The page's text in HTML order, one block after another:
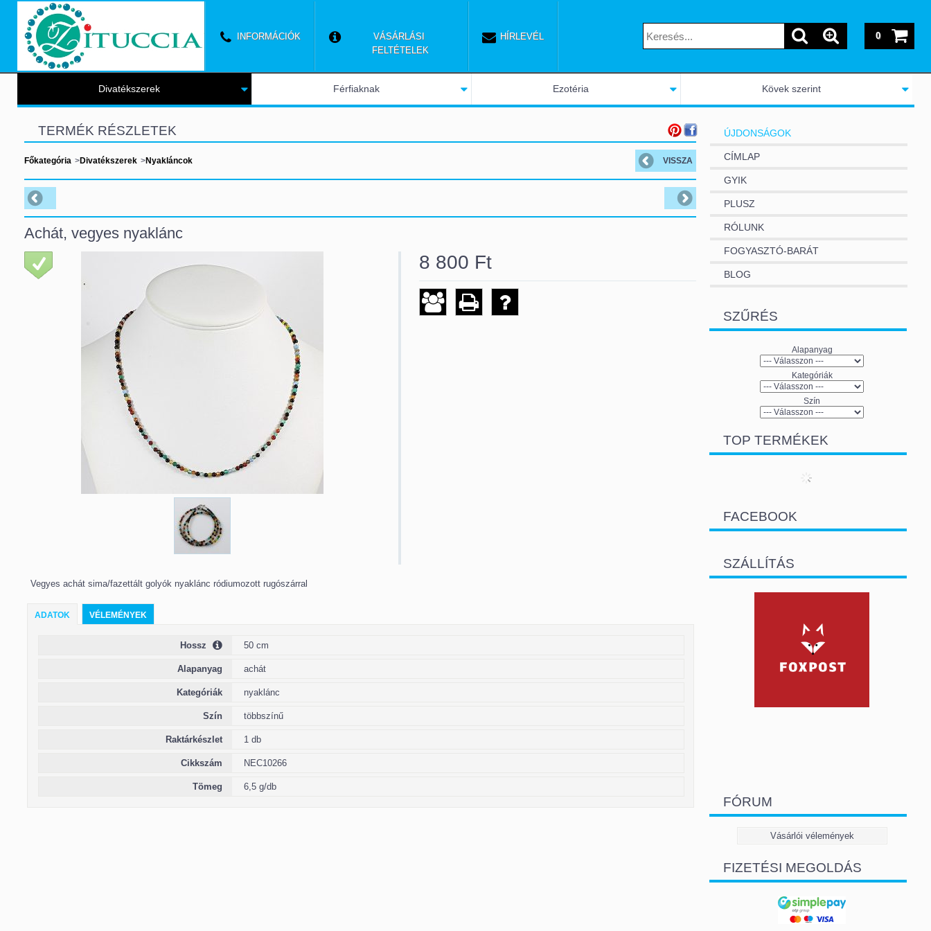
INFORMÁCIÓK
VÁSÁRLÁSI
FELTÉTELEK
HÍRLEVÉL 0
Divatékszerek Férfiaknak Ezotéria Kövek szerint
TERMÉK RÉSZLETEK
Főkategória >Divatékszerek >Nyakláncok
Achát, vegyes nyaklánc
8 800 Ft
Vegyes achát sima/fazettált golyók nyaklánc ródiumozott rugószárral
ADATOK VÉLEMÉNYEK
Hossz 50 cm
Alapanyag achát
Kategóriák nyaklánc
Szín többszínű
Raktárkészlet 1 db
Cikkszám NEC10266
Tömeg 6,5 g/db
ÚJDONSÁGOK
CÍMLAP
GYIK
PLUSZ
RÓLUNK
FOGYASZTÓ-BARÁT
BLOG
SZŰRÉS
Alapanyag
Kategóriák
Szín
TOP TERMÉKEK
FACEBOOK
SZÁLLÍTÁS
FÓRUM
Vásárlói vélemények
FIZETÉSI MEGOLDÁS